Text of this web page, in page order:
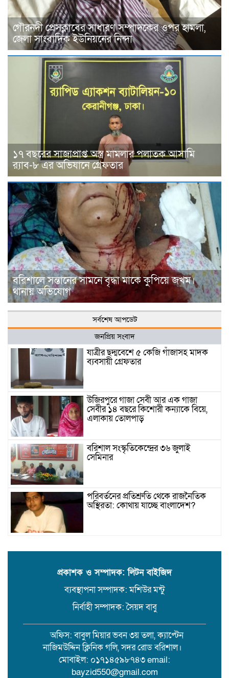
গৌরনদী প্রেসক্লাবের সাধারণ সম্পাদকের ওপর হামলা,
জেলা সাংবাদিক ইউনিয়নের নিন্দা
১৭ বছরের সাজাপ্রাপ্ত অস্ত্র মামলার পলাতক আসামি
র‍্যাব-৮ এর অভিযানে গ্রেফতার
বরিশালে সন্তানের সামনে বৃদ্ধা মাকে কুপিয়ে জখম।
থানায় অভিযোগ
সর্বশেষ আপডেট
জনপ্রিয় সংবাদ
যাত্রীর ছদ্মবেশে ৫ কেজি গাঁজাসহ মাদক
ব্যবসায়ী গ্রেফতার
উজিরপুরে গাজা সেবী আর এক গাজা
সেবীর ১৪ বছরে কিশোরী কন্যাকে বিয়ে,
এলাকায় তোলপাড়
বরিশাল সংস্কৃতিকেন্দ্রের ৩৬ জুলাই
সেমিনার
পরিবর্তনের প্রতিশ্রুতি থেকে রাজনৈতিক
অস্থিরতা: কোথায় যাচ্ছে বাংলাদেশ?
ওপর হামলা, জেলা সাংবাদিক ইউনিয়নের
১৭ বছরের সাজাপ্রাপ্ত অস্ত্র মামলার পলাতক
আসামি র‍্যাব-৮ এর অভিযানে গ্রেফতার
বরিশালে সন্তানের সামনে বৃদ্ধা মাকে
কুপিয়ে জখম। থানায় অভিযোগ
প্রকাশক ও সম্পাদক: লিটন বাইজিদ
ব্যবস্থাপনা সম্পাদক: মশিউর মন্টু
নির্বাহী সম্পাদক: সৈয়দ বাবু
অফিস: বাবুল মিয়ার ভবন ৩য় তলা, ক্যাপ্টেন
নাজিমউদ্দিন ক্লিনিক গলি, সদর রোড বরিশাল।
মোবাইল: ০১৭১৪৫৯৮৭৪৩ email:
bayzid550@gmail.com